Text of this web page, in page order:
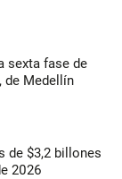
sexta fase de
de Medellín
de $3,2 billones
2026